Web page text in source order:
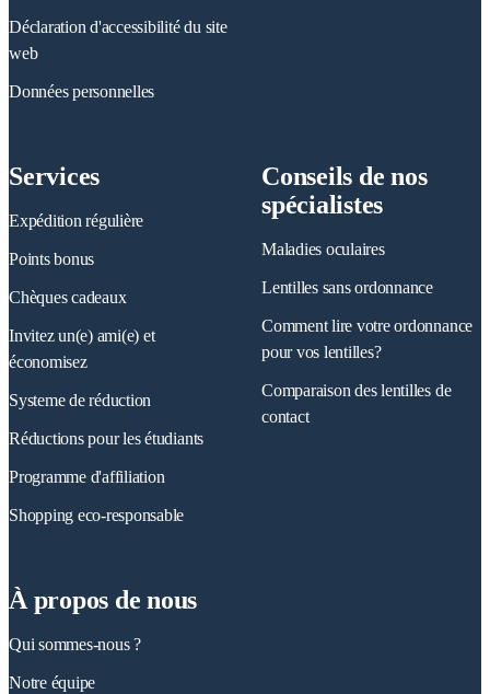
Déclaration d'accessibilité du site
web
Données personnelles
Services
Expédition régulière
Points bonus
Chèques cadeaux
Invitez un(e) ami(e) et
économisez
Systeme de réduction
Réductions pour les étudiants
Programme d'affiliation
Shopping eco-responsable
Conseils de nos
spécialistes
Maladies oculaires
Lentilles sans ordonnance
Comment lire votre ordonnance
pour vos lentilles?
Comparaison des lentilles de
contact
À propos de nous
Qui sommes-nous ?
Notre équipe